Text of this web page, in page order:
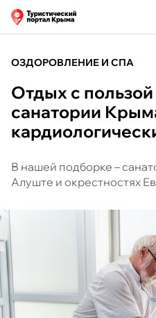
ОЗДОРОВЛЕНИЕ И СПА
Отдых с
санатории
В нашей подборке –
Алуште и окрестностях